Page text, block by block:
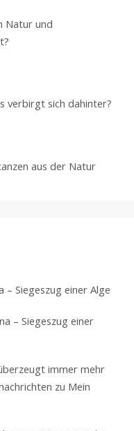
Natur und
verbirgt sich dahinter?
aus der Natur
– Siegeszug einer Alge
– Siegeszug einer
immer mehr
zu Mein